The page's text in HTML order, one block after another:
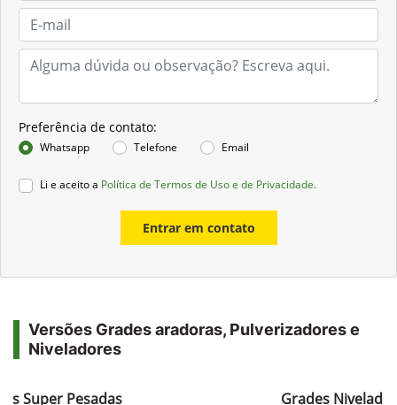
Preferência de contato:
Whatsapp Telefone Email
Li e aceito a Política de Termos de Uso e de Privacidade.
Entrar em contato
Versões Grades aradoras, Pulverizadores e
Niveladores
Super Pesadas Grades